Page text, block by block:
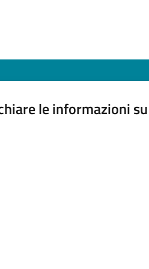
le informazioni